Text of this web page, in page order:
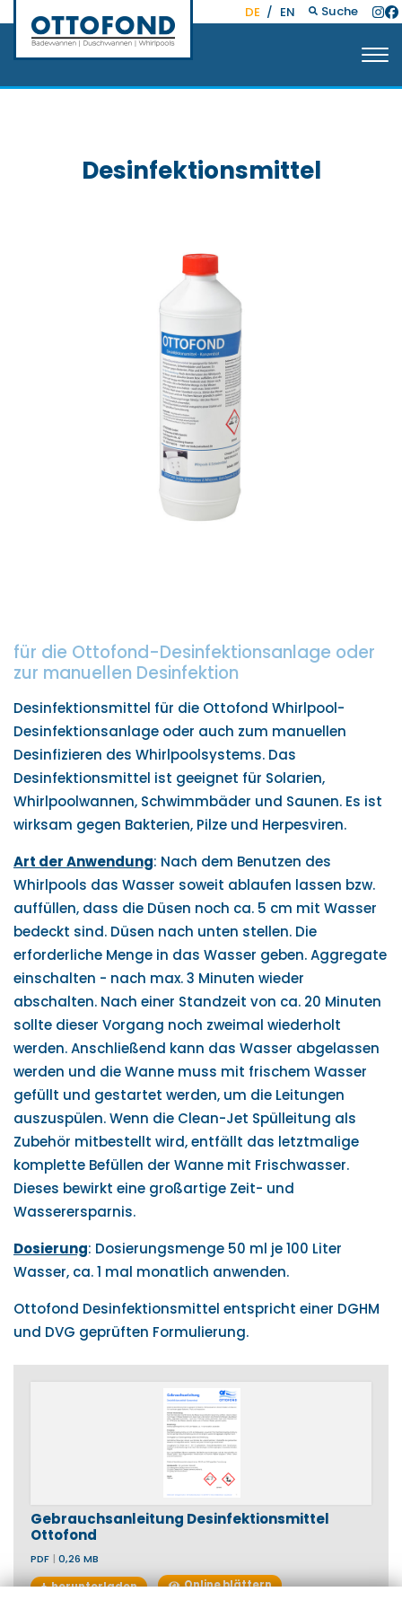
DE / EN Suche
Desinfektionsmittel
für die Ottofond-Desinfektionsanlage oder
zur manuellen Desinfektion
Desinfektionsmittel für die Ottofond Whirlpool-
Desinfektionsanlage oder auch zum manuellen
Desinfizieren des Whirlpoolsystems. Das
Desinfektionsmittel ist geeignet für Solarien,
Whirlpoolwannen, Schwimmbäder und Saunen. Es ist
wirksam gegen Bakterien, Pilze und Herpesviren.
Art der Anwendung: Nach dem Benutzen des
Whirlpools das Wasser soweit ablaufen lassen bzw.
auffüllen, dass die Düsen noch ca. 5 cm mit Wasser
bedeckt sind. Düsen nach unten stellen. Die
erforderliche Menge in das Wasser geben. Aggregate
einschalten - nach max. 3 Minuten wieder
abschalten. Nach einer Standzeit von ca. 20 Minuten
sollte dieser Vorgang noch zweimal wiederholt
werden. Anschließend kann das Wasser abgelassen
werden und die Wanne muss mit frischem Wasser
gefüllt und gestartet werden, um die Leitungen
auszuspülen. Wenn die Clean-Jet Spülleitung als
Zubehör mitbestellt wird, entfällt das letztmalige
komplette Befüllen der Wanne mit Frischwasser.
Dieses bewirkt eine großartige Zeit- und
Wasserersparnis.
Dosierung: Dosierungsmenge 50 ml je 100 Liter
Wasser, ca. 1 mal monatlich anwenden.
Ottofond Desinfektionsmittel entspricht einer DGHM
und DVG geprüften Formulierung.
Gebrauchsanleitung Desinfektionsmittel
Ottofond
PDF | 0,26 MB
herunterladen
Online blättern